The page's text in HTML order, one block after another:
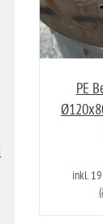
PE
inkl.